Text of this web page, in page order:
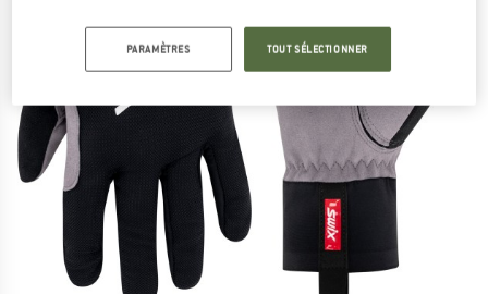
PARAMÈTRES TOUT SÉLECTIONNER